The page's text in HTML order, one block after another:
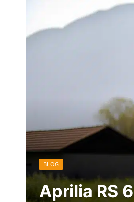
BLOG
Aprilia RS